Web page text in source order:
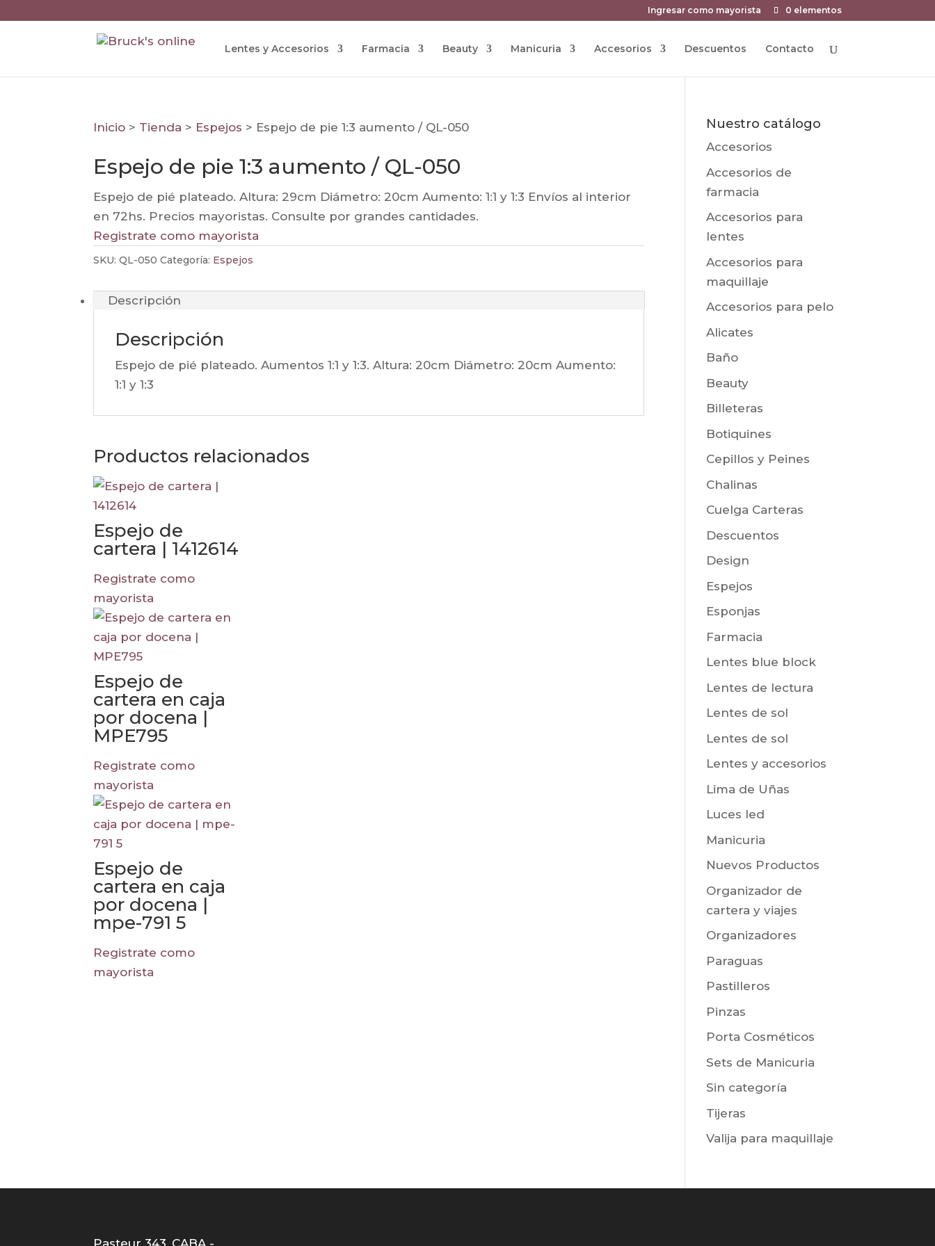
Ingresar como mayorista 0 elementos
Lentes y Accesorios Farmacia Beauty Manicuria Accesorios Descuentos Contacto
Inicio > Tienda > Espejos > Espejo de pie 1:3 aumento / QL-050
Espejo de pie 1:3 aumento / QL-050
Espejo de pié plateado. Altura: 29cm Diámetro: 20cm Aumento: 1:1 y 1:3 Envíos al interior
en 72hs. Precios mayoristas. Consulte por grandes cantidades.
Registrate como mayorista
SKU:QL-050 Categoría: Espejos
Descripción
Descripción
Espejo de pié plateado. Aumentos 1:1 y 1:3. Altura: 20cm Diámetro: 20cm Aumento:
1:1 y 1:3
Productos relacionados
Espejo de
cartera | 1412614
Registrate como
mayorista
Espejo de
cartera en caja
por docena |
MPE795
Registrate como
mayorista
Espejo de
cartera en caja
por docena |
mpe-791 5
Registrate como
mayorista
Nuestro catálogo
Accesorios
Accesorios de
farmacia
Accesorios para
lentes
Accesorios para
maquillaje
Accesorios para pelo
Alicates
Baño
Beauty
Billeteras
Botiquines
Cepillos y Peines
Chalinas
Cuelga Carteras
Descuentos
Design
Espejos
Esponjas
Farmacia
Lentes blue block
Lentes de lectura
Lentes de sol
Lentes de sol
Lentes y accesorios
Lima de Uñas
Luces led
Manicuria
Nuevos Productos
Organizador de
cartera y viajes
Organizadores
Paraguas
Pastilleros
Pinzas
Porta Cosméticos
Sets de Manicuria
Sin categoría
Tijeras
Valija para maquillaje
Pasteur 343, CABA -